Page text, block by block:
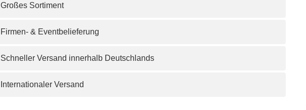
Großes Sortiment
Firmen- & Eventbelieferung
Schneller Versand innerhalb Deutschlands
Internationaler Versand